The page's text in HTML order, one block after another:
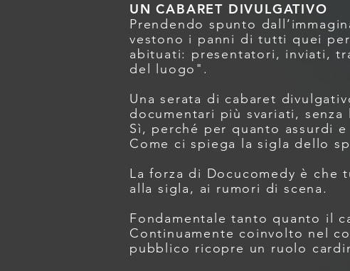
UN CABARET DIVULGATIVO
Prendendo spunto
vestono i panni di tutti quei
abituati: presentatori, inviati,
del luogo".
Una serata di cabaret
documentari più svariati,
Sì, perché per quanto assurdi
Come ci spiega la sigla dello
La forza di Docucomedy è
alla sigla, ai rumori di scena.
Fondamentale tanto quanto il
Continuamente coinvolto nel
pubblico ricopre un ruolo